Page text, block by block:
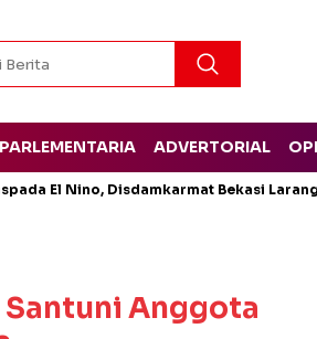
PARLEMENTARIA ADVERTORIAL
El Nino, Disdamkarmat Bekasi
Santuni Anggota